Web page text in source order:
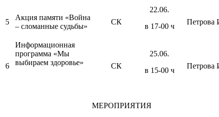
5
Акция памяти «Война
– сломанные судьбы»
СК
22.06.
в 17-00 ч
Петрова
6
Информационная
программа «Мы
выбираем здоровье»
СК
25.06.
в 15-00 ч
Петрова
МЕРОПРИЯТИЯ